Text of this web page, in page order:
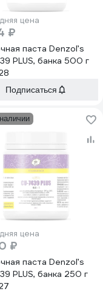
цена
₽
паста Denzol’s
PLUS, банка 500 г
Подписаться
цена
₽
паста Denzol’s
PLUS, банка 250 г